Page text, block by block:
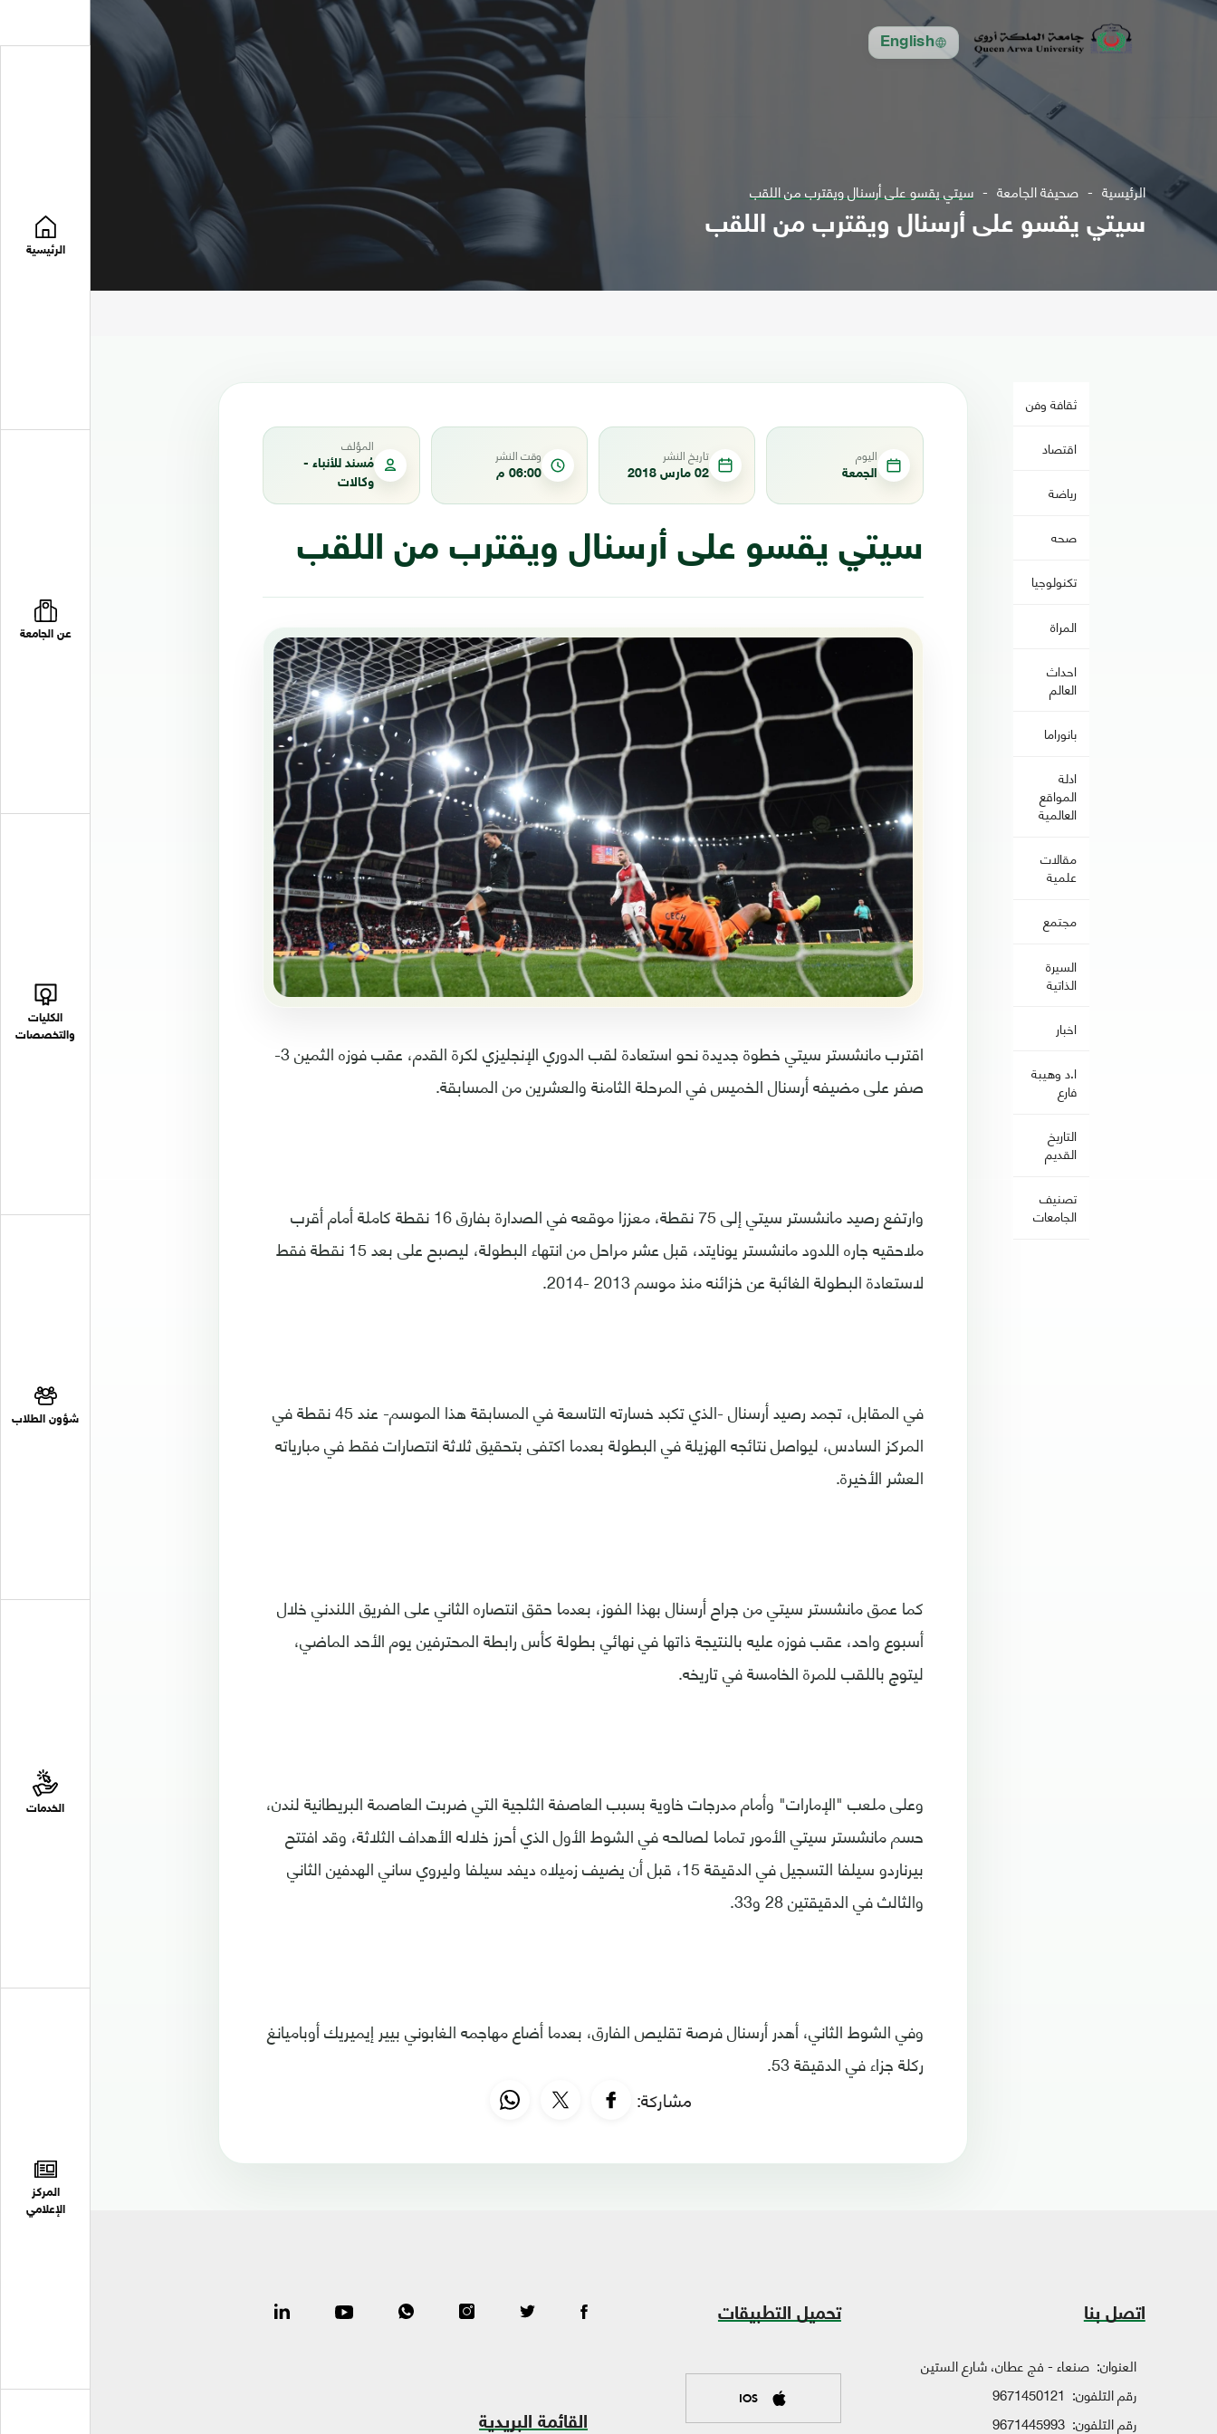
English
الرئيسية
عن الجامعة
الكليات
والتخصصات
شؤون الطلاب
الخدمات
المركز
الإعلامي
الرئيسية صحيفة الجامعة سيتي يقسو على أرسنال ويقترب من اللقب
سيتي يقسو على أرسنال ويقترب من اللقب
ثقافة وفن
اقتصاد
رياضة
صحه
تكنولوجيا
المراة
احداث
العالم
بانوراما
ادلة
المواقع
العالمية
مقالات
علمية
مجتمع
السيرة
الذاتية
اخبار
ا.د وهيبة
فارع
التاريخ
القديم
تصنيف
الجامعات
اليوم
الجمعة
تاريخ النشر
02 مارس 2018
وقت النشر
06:00 م
المؤلف
مُسند للأنباء -
وكالات
سيتي يقسو على أرسنال ويقترب من اللقب
اقترب مانشستر سيتي خطوة جديدة نحو استعادة لقب الدوري الإنجليزي لكرة القدم، عقب فوزه الثمين 3-
صفر على مضيفه أرسنال الخميس في المرحلة الثامنة والعشرين من المسابقة.
وارتفع رصيد مانشستر سيتي إلى 75 نقطة، معززا موقعه في الصدارة بفارق 16 نقطة كاملة أمام أقرب
ملاحقيه جاره اللدود مانشستر يونايتد، قبل عشر مراحل من انتهاء البطولة، ليصبح على بعد 15 نقطة فقط
لاستعادة البطولة الغائبة عن خزائنه منذ موسم 2013 -2014.
في المقابل، تجمد رصيد أرسنال -الذي تكبد خسارته التاسعة في المسابقة هذا الموسم- عند 45 نقطة في
المركز السادس، ليواصل نتائجه الهزيلة في البطولة بعدما اكتفى بتحقيق ثلاثة انتصارات فقط في مبارياته
العشر الأخيرة.
كما عمق مانشستر سيتي من جراح أرسنال بهذا الفوز، بعدما حقق انتصاره الثاني على الفريق اللندني خلال
أسبوع واحد، عقب فوزه عليه بالنتيجة ذاتها في نهائي بطولة كأس رابطة المحترفين يوم الأحد الماضي،
ليتوج باللقب للمرة الخامسة في تاريخه.
وعلى ملعب "الإمارات" وأمام مدرجات خاوية بسبب العاصفة الثلجية التي ضربت العاصمة البريطانية لندن،
حسم مانشستر سيتي الأمور تماما لصالحه في الشوط الأول الذي أحرز خلاله الأهداف الثلاثة، وقد افتتح
بيرناردو سيلفا التسجيل في الدقيقة 15، قبل أن يضيف زميلاه ديفد سيلفا وليروي ساني الهدفين الثاني
والثالث في الدقيقتين 28 و33.
وفي الشوط الثاني، أهدر أرسنال فرصة تقليص الفارق، بعدما أضاع مهاجمه الغابوني بيير إيميريك أوباميانغ
ركلة جزاء في الدقيقة 53.
مشاركة:
اتصل بنا
العنوان: صنعاء - فج عطان، شارع الستين
رقم التلفون: 9671450121
رقم التلفون: 9671445993
تحميل التطبيقات
IOS
القائمة البريدية